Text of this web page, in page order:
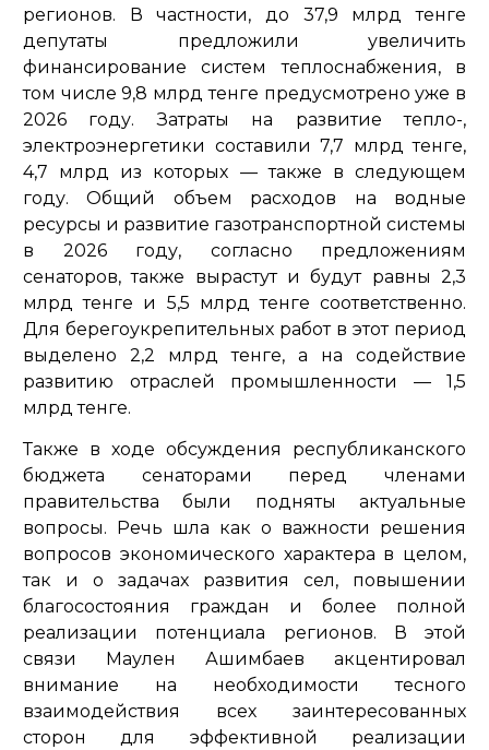
регионов. В частности, до 37,9 млрд тенге
депутаты предложили увеличить
финансирование систем теплоснабжения, в
том числе 9,8 млрд тенге предусмотрено уже в
2026 году. Затраты на развитие тепло-,
электроэнергетики составили 7,7 млрд тенге,
4,7 млрд из которых — также в следующем
году. Общий объем расходов на водные
ресурсы и развитие газотранспортной системы
в 2026 году, согласно предложениям
сенаторов, также вырастут и будут равны 2,3
млрд тенге и 5,5 млрд тенге соответственно.
Для берегоукрепительных работ в этот период
выделено 2,2 млрд тенге, а на содействие
развитию отраслей промышленности — 1,5
млрд тенге.
Также в ходе обсуждения республиканского
бюджета сенаторами перед членами
правительства были подняты актуальные
вопросы. Речь шла как о важности решения
вопросов экономического характера в целом,
так и о задачах развития сел, повышении
благосостояния граждан и более полной
реализации потенциала регионов. В этой
связи Маулен Ашимбаев акцентировал
внимание на необходимости тесного
взаимодействия всех заинтересованных
сторон для эффективной реализации